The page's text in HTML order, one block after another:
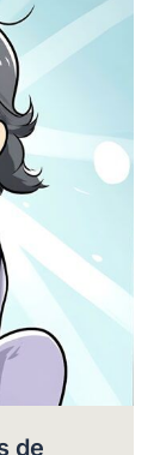
de